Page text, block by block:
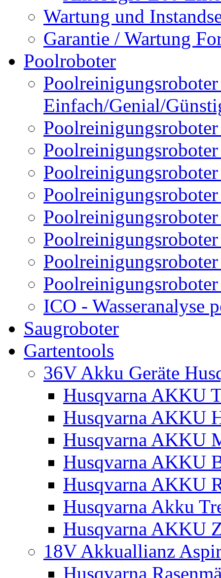
Wartung und
Garantie / Wartung
Poolroboter
Einfach/Genial/
ICO - Wasseranalyse
Saugroboter
Gartentools
36V Akku Geräte
Husqvarna AKKU
Husqvarna AKKU
Husqvarna AKKU
Husqvarna AKKU
Husqvarna AKKU
Husqvarna Akku
Husqvarna AKKU
18V Akkuallianz
Husqvarna